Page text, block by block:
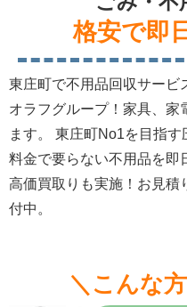
格安で即
東庄町で不用品回収サービ
オラフグループ！家具、家
ます。 東庄町No1を目指
料金で要らない不用品を即
高価買取りも実施！お見積
付中。
＼こんな